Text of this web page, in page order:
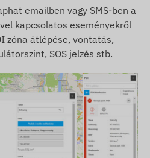
emailben vagy SMS-ben a
kapcsolatos eseményekről
zóna átlépése, vontatás,
SOS jelzés stb.